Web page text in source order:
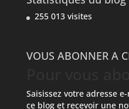
255 013 visites
VOUS ABONNER A
Saisissez votre adresse
ce blog et recevoir une